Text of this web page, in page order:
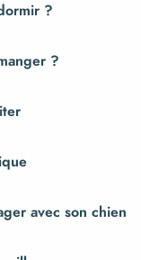
?
?
avec son chien
Intercom